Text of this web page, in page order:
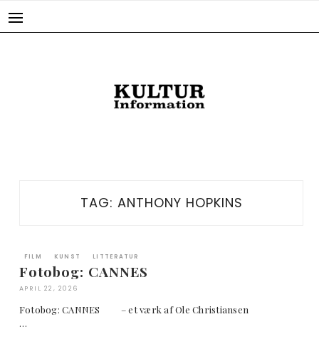
TAG: ANTHONY HOPKINS
FILM KUNST LITTERATUR
Fotobog: CANNES
APRIL 22, 2026
Fotobog: CANNES – et værk af Ole Christiansen
…